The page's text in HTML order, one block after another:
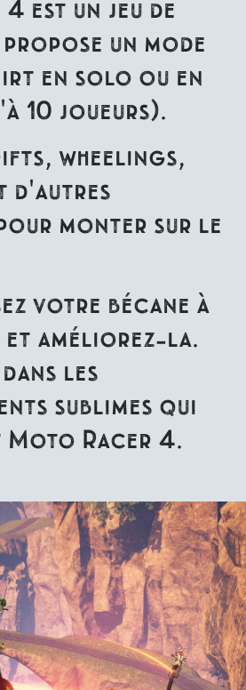
est un jeu de
un mode
en solo ou en
10 joueurs).
wheelings,
d'autres
monter sur le
votre bécane à
améliorez-la.
les
sublimes qui
Racer 4.